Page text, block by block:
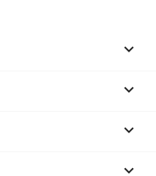



keyboard_arrow_down